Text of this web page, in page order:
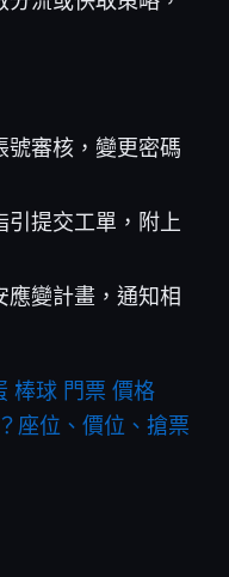
號審核，變更密碼
引提交工單，附上
應變計畫，通知相
棒球 門票 價格
座位、價位、搶票